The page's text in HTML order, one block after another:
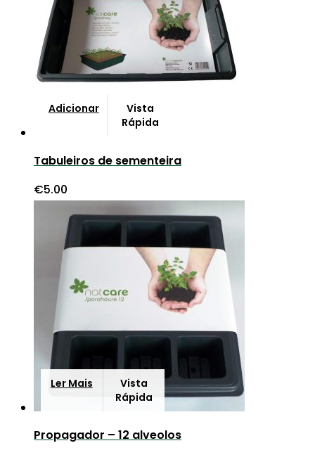
Adicionar
Vista
Rápida
Tabuleiros de sementeira
€5.00
Ler Mais
Vista
Rápida
Propagador – 12 alveolos